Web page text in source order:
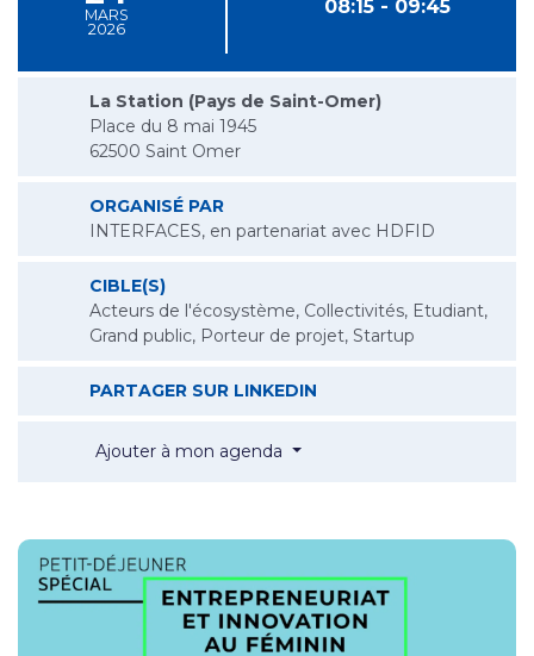
MARS
2026
08:15 - 09:45
La Station (Pays de Saint-Omer)
Place du 8 mai 1945
62500 Saint Omer
ORGANISÉ PAR
INTERFACES, en partenariat avec HDFID
CIBLE(S)
Acteurs de l'écosystème, Collectivités, Etudiant,
Grand public, Porteur de projet, Startup
PARTAGER SUR LINKEDIN
Ajouter à mon agenda Petit-déjeuner spécial :